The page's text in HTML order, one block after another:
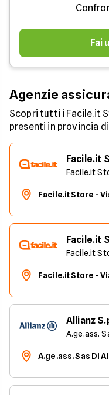
Fai
Agenzie
Scopri tutti i Facile.it
presenti in provincia
Facile.it
Facile.it
Facile.it Store -
Facile.it
Facile.it
Facile.it Store -
Allianz
A.ge.ass.
A.ge.ass. Sas Di